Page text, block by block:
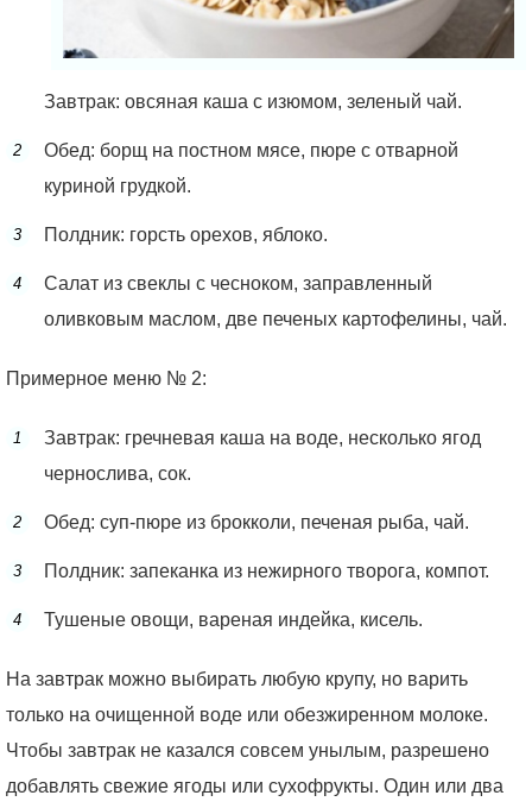
Завтрак: овсяная каша с изюмом, зеленый чай.
Обед: борщ на постном мясе, пюре с отварной
куриной грудкой.
Полдник: горсть орехов, яблоко.
Салат из свеклы с чесноком, заправленный
оливковым маслом, две печеных картофелины, чай.
Примерное меню № 2:
Завтрак: гречневая каша на воде, несколько ягод
чернослива, сок.
Обед: суп-пюре из брокколи, печеная рыба, чай.
Полдник: запеканка из нежирного творога, компот.
Тушеные овощи, вареная индейка, кисель.
На завтрак можно выбирать любую крупу, но варить
только на очищенной воде или обезжиренном молоке.
Чтобы завтрак не казался совсем унылым, разрешено
добавлять свежие ягоды или сухофрукты. Один или два